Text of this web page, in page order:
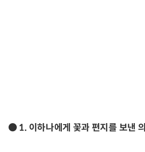
● 1. 이하나에게 꽃과 편지를 보낸